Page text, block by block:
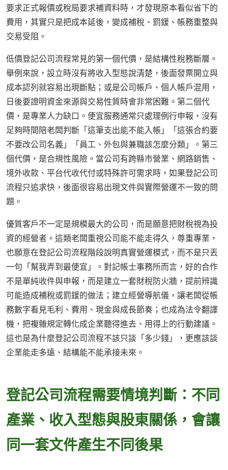
要求正式報價或稅局要求補資料時，才發現原本看似省下的
費用，其實只是把成本延後，變成補稅、罰鍰、帳務重整與
交易受阻。
低價登記公司流程常見的第一個代價，是結構性稅務斷層。
舉例來說，設立時沒有將收入型態說清楚，後面發票開立與
成本認列就容易出現斷點；或是公司帳戶、個人帳戶混用，
日後要證明資金來源與交易性質時會非常困難。第二個代
價，是專業人力缺口。便宜服務通常只處理例行申報，沒有
足夠時間陪老闆判斷「這筆支出能不能入帳」「這張合約要
不要改公司名義」「員工、外包與兼職該怎麼分類」。第三
個代價，是合規性風險。當公司有跨縣市營業、網路銷售、
境外收款、平台代收代付或特殊許可需求時，如果登記公司
流程只追求快，後面很容易出現文件與實際營運不一致的問
題。
優質客戶不一定是規模最大的公司，而是願意把財稅視為投
資的經營者。這類老闆重視公司能不能走得久，尊重專業，
也願意在登記公司流程階段說明真實營運模式，而不是只丟
一句「幫我弄到最便宜」。對記帳士事務所而言，好的合作
不是單純收件與申報，而是建立一套財稅防火牆，提前辨識
可能造成補稅或罰鍰的做法；建立經營導航儀，讓老闆從帳
務數字看見毛利、費用、現金與成長節奏；也成為法令翻譯
機，把複雜規定轉化成企業聽得進去、用得上的行動建議。
這也是為什麼登記公司流程不該只談「多少錢」，更應該談
企業能走多遠、結構能不能承接未來。
登記公司流程需要情境判斷：不同
產業、收入型態與股東關係，會讓
同一套文件產生不同後果